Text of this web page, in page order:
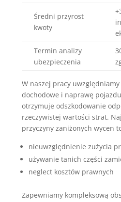
Średni przyrost
kwoty
Termin analizy
ubezpieczenia
W naszej pracy
dochodowe i naprawę
otrzymuje odszkodowanie
rzeczywistej wartości strat.
przyczyny zaniżonych wycen
nieuwzględnienie zużycia
używanie tanich części
neglect kosztów prawnych
Zapewniamy kompleksową